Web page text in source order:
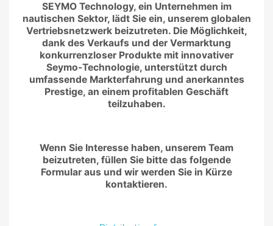
SEYMO Technology, ein Unternehmen im
nautischen Sektor, lädt Sie ein, unserem globalen
Vertriebsnetzwerk beizutreten. Die Möglichkeit,
dank des Verkaufs und der Vermarktung
konkurrenzloser Produkte mit innovativer
Seymo-Technologie, unterstützt durch
umfassende Markterfahrung und anerkanntes
Prestige, an einem profitablen Geschäft
teilzuhaben.
Wenn Sie Interesse haben, unserem Team
beizutreten, füllen Sie bitte das folgende
Formular aus und wir werden Sie in Kürze
kontaktieren.